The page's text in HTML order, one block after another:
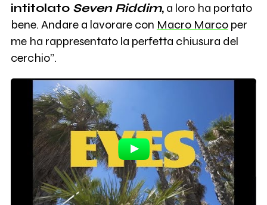
intitolato Seven Riddim,a loro ha portato
bene. Andare a lavorare con Macro Marcoper
me ha rappresentato la perfetta chiusura del
cerchio”.